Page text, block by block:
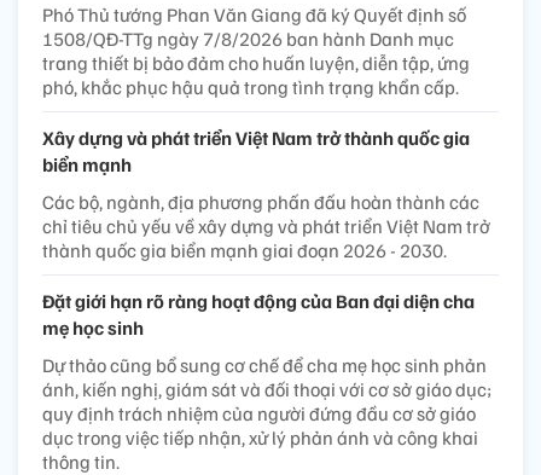
Phó Thủ tướng Phan Văn Giang đã ký Quyết định số
1508/QĐ-TTg ngày 7/8/2026 ban hành Danh mục
trang thiết bị bảo đảm cho huấn luyện, diễn tập, ứng
phó, khắc phục hậu quả trong tình trạng khẩn cấp.
Xây dựng và phát triển Việt Nam trở thành quốc gia
biển mạnh
Các bộ, ngành, địa phương phấn đấu hoàn thành các
chỉ tiêu chủ yếu về xây dựng và phát triển Việt Nam trở
thành quốc gia biển mạnh giai đoạn 2026 - 2030.
Đặt giới hạn rõ ràng hoạt động của Ban đại diện cha
mẹ học sinh
Dự thảo cũng bổ sung cơ chế để cha mẹ học sinh phản
ánh, kiến nghị, giám sát và đối thoại với cơ sở giáo dục;
quy định trách nhiệm của người đứng đầu cơ sở giáo
dục trong việc tiếp nhận, xử lý phản ánh và công khai
thông tin.